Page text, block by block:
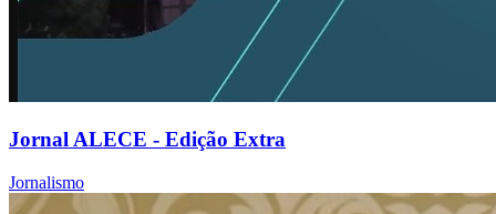
Jornal ALECE - Edição Extra
Jornalismo